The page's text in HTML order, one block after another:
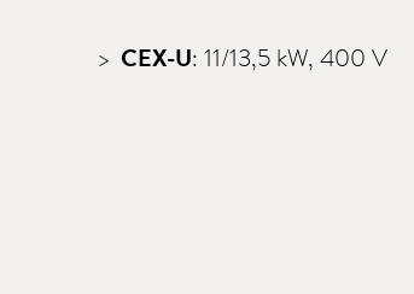
CEX-U: 11/13,5 kW, 400 V